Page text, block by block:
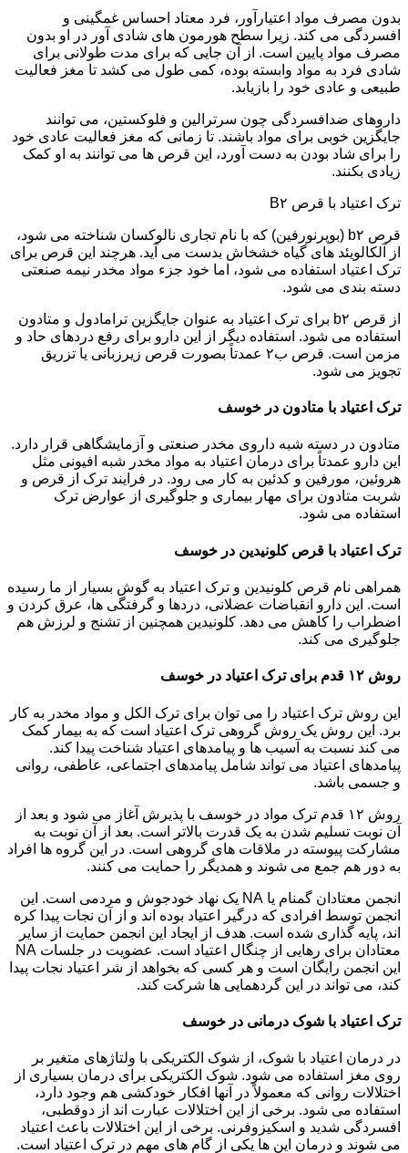
بدون مصرف مواد اعتیارآور، فرد معتاد احساس غمگینی و
افسردگی می کند. زیرا سطح هورمون های شادی آور در او بدون
مصرف مواد پایین است. از آن جایی که برای مدت طولانی برای
شادی فرد به مواد وابسته بوده، کمی طول می کشد تا مغز فعالیت
طبیعی و عادی خود را بازیابد.
داروهای ضدافسردگی چون سرترالین و فلوکستین، می توانند
جایگزین خوبی برای مواد باشند. تا زمانی که مغز فعالیت عادی خود
را برای شاد بودن به دست آورد، این قرص ها می توانند به او کمک
زیادی بکنند.
ترک اعتیاد با قرص B۲
قرص b۲ (بوپرنورفین) که با نام تجاری نالوکسان شناخته می شود،
از آلکالویئد های گیاه خشخاش بدست می آید. هرچند این قرص برای
ترک اعتیاد استفاده می شود، اما خود جزء مواد مخدر نیمه صنعتی
دسته بندی می شود.
از قرص b۲ برای ترک اعتیاد به عنوان جایگزین ترامادول و متادون
استفاده می شود. استفاده دیگر از این دارو برای رفع دردهای حاد و
مزمن است. قرص ب۲ عمدتاً بصورت قرص زیرزبانی یا تزریق
تجویز می شود.
ترک اعتیاد با متادون در خوسف
متادون در دسته شبه داروی مخدر صنعتی و آزمایشگاهی قرار دارد.
این دارو عمدتاً برای درمان اعتیاد به مواد مخدر شبه افیونی مثل
هروئین، مورفین و کدئین به کار می رود. در فرایند ترک از قرص و
شربت متادون برای مهار بیماری و جلوگیری از عوارض ترک
استفاده می شود.
ترک اعتیاد با قرص کلونیدین در خوسف
همراهی نام قرص کلونیدین و ترک اعتیاد به گوش بسیار از ما رسیده
است. این دارو انقباضات عضلانی، دردها و گرفتگی ها، عرق کردن و
اضطراب را کاهش می دهد. کلونیدین همچنین از تشنج و لرزش هم
جلوگیری می کند.
روش ۱۲ قدم برای ترک اعتیاد در خوسف
این روش ترک اعتیاد را می توان برای ترک الکل و مواد مخدر به کار
برد. این روش یک روش گروهی ترک اعتیاد است که به بیمار کمک
می کند نسبت به آسیب ها و پیامدهای اعتیاد شناخت پیدا کند.
پیامدهای اعتیاد می تواند شامل پیامدهای اجتماعی، عاطفی، روانی
و جسمی باشد.
روش ۱۲ قدم ترک مواد در خوسف با پذیرش آغاز می شود و بعد از
آن نوبت تسلیم شدن به یک قدرت بالاتر است. بعد از آن نوبت به
مشارکت پیوسته در ملاقات های گروهی است. در این گروه ها افراد
به دور هم جمع می شوند و همدیگر را حمایت می کنند.
انجمن معتادان گمنام یا NA یک نهاد خودجوش و مردمی است. این
انجمن توسط افرادی که درگیر اعتیاد بوده اند و از آن نجات پیدا کره
اند، پایه گذاری شده است. هدف از ایجاد این انجمن حمایت از سایر
معتادان برای رهایی از چنگال اعتیاد است. عضویت در جلسات NA
این انجمن رایگان است و هر کسی که بخواهد از شر اعتیاد نجات پیدا
کند، می تواند در این گردهمایی ها شرکت کند.
ترک اعتیاد با شوک درمانی در خوسف
در درمان اعتیاد با شوک، از شوک الکتریکی با ولتاژهای متغیر بر
روی مغز استفاده می شود. شوک الکتریکی برای درمان بسیاری از
اختلالات روانی که معمولاً در آنها افکار خودکشی هم وجود دارد،
استفاده می شود. برخی از این اختلالات عبارت اند از دوقطبی،
افسردگی شدید و اسکیزوفرنی. برخی از این اختلالات باعث اعتیاد
می شوند و درمان این ها یکی از گام های مهم در ترک اعتیاد است.